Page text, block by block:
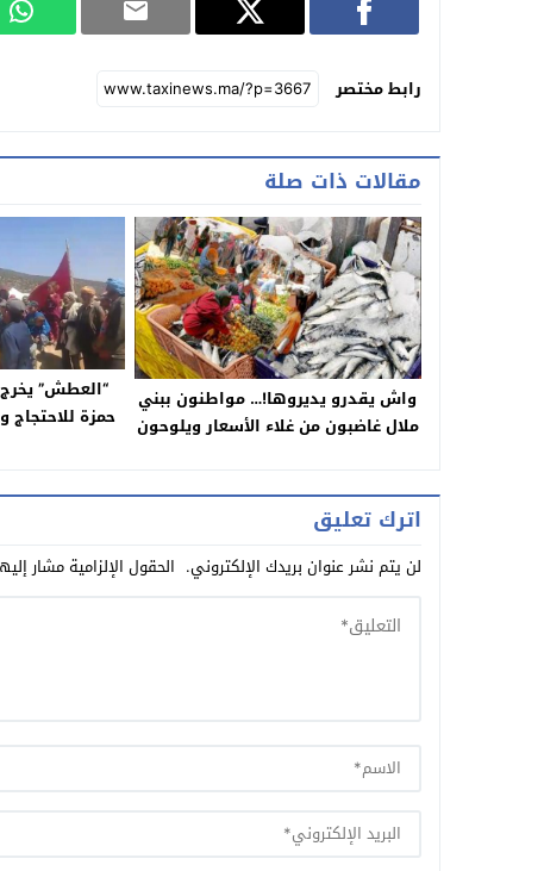
رابط مختصر
مقالات ذات صلة
واش يقدرو يديروها!… مواطنون ببني
ملال غاضبون من غلاء الأسعار ويلوحون
“العطش” يخرج
حمزة
اترك تعليق
لن يتم نشر عنوان بريدك الإلكتروني. الحقول الإلزامية مشار